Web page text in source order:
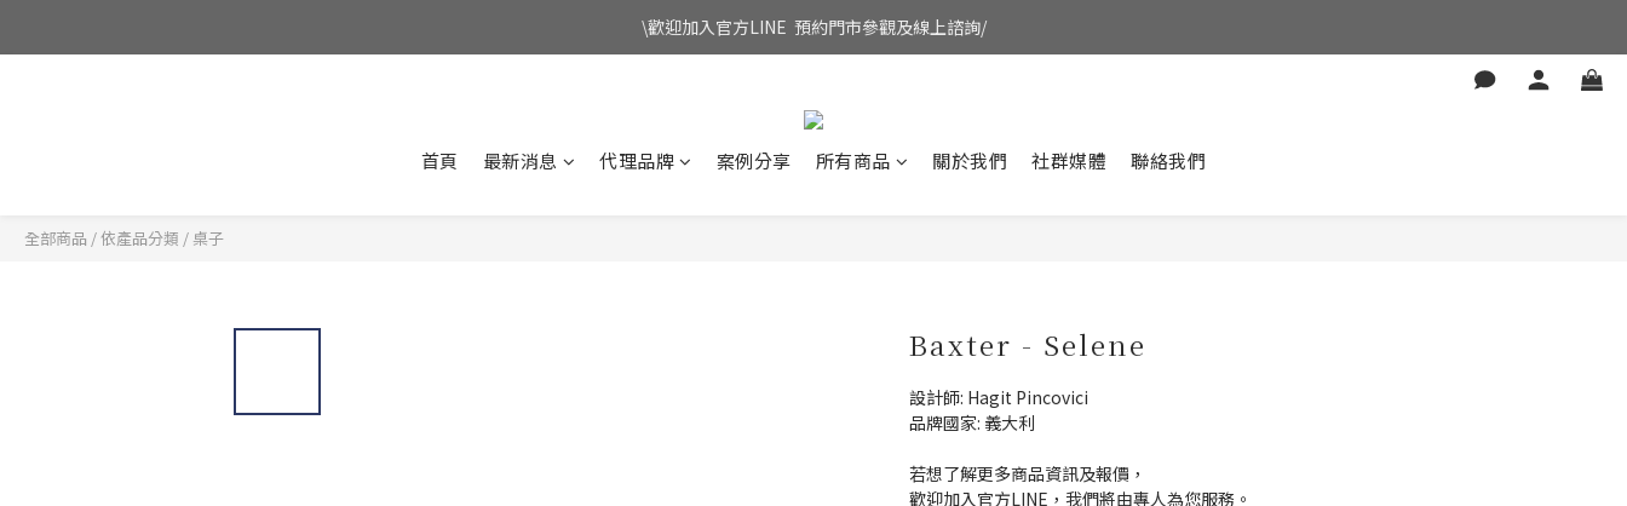
\歡迎加入官方LINE  預約門市參觀及線上諮詢/
首頁 最新消息 代理品牌 案例分享 所有商品 關於我們 社群媒體 聯絡我們
全部商品 /依產品分類 / 桌子
Baxter - Selene
設計師: Hagit Pincovici
品牌國家: 義大利
若想了解更多商品資訊及報價，
歡迎加入官方LINE，我們將由專人為您服務。